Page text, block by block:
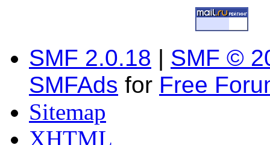
SMF 2.0.18 | SMF ©
SMFAds for Free
Sitemap
XHTML